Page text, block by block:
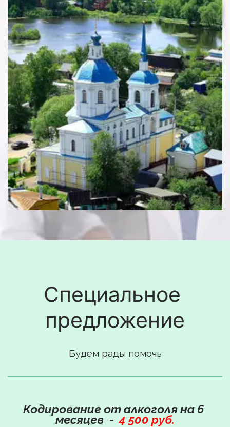
Специальное
предложение
Будем рады помочь
Кодирование от алкоголя на 6
месяцев - 4 500 руб.